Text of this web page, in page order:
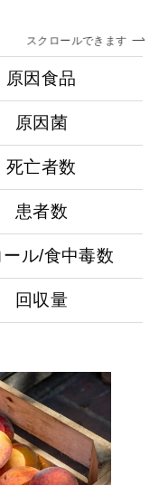
スクロールできます
原因食品
原因菌
死亡者数
患者数
ール/食中毒数
回収量